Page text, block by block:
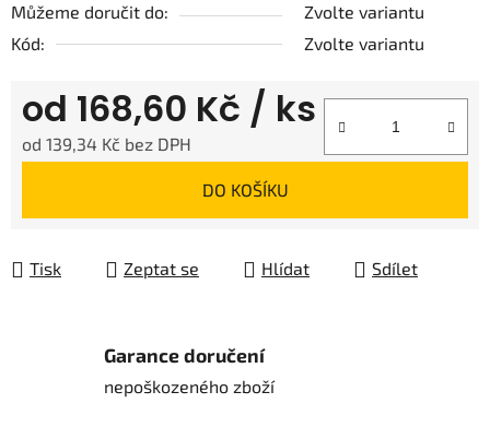
Můžeme doručit do:
Zvolte variantu
Kód:
Zvolte variantu
od 168,60 Kč / ks
od 139,34 Kč bez DPH
DO KOŠÍKU
Tisk Zeptat se Hlídat Sdílet
Garance doručení
nepoškozeného zboží